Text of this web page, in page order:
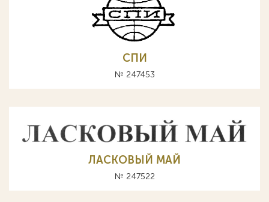
СПИ
№ 247453
ЛАСКОВЫЙ МАЙ
№ 247522